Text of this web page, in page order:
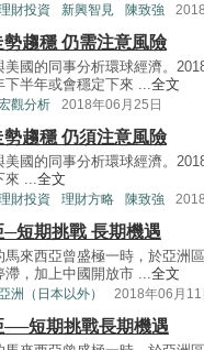
財投資 新興智見 陳致強
趨穩 仍需注意風險
美國的同事分析環球經濟。
下半年或會穩定下來 ...全文
觀分析 2018年06月25日
趨穩 仍須注意風險
美國的同事分析環球經濟。
來 ...全文
財投資 理財方略 陳致強
─短期挑戰 長期機遇
馬來西亞曾盛極一時，於亞洲
滯，加上中國開放市 ...全文
洲（日本以外） 2018年06月11
──短期挑戰長期機遇